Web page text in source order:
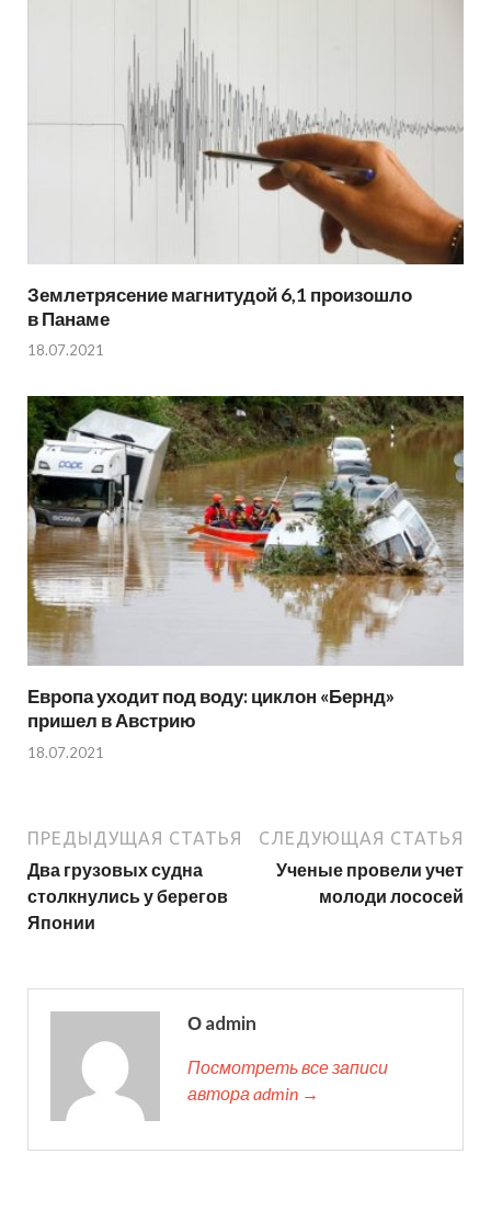
Землетрясение магнитудой 6,1 произошло
в Панаме
18.07.2021
Европа уходит под воду: циклон «Бернд»
пришел в Австрию
18.07.2021
ПРЕДЫДУЩАЯ СТАТЬЯ
Два грузовых судна
столкнулись у берегов
Японии
СЛЕДУЮЩАЯ СТАТЬЯ
Ученые провели учет
молоди лососей
О admin
Посмотреть все записи
автора admin →